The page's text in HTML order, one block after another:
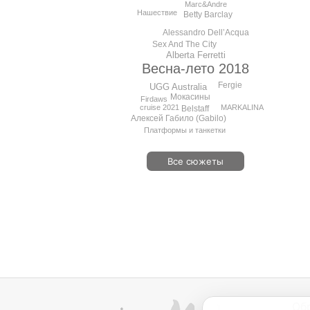
Весна-лето 2018
Alberta Ferretti
UGG Australia
Мокасины
Sex And The City
Alessandro Dell’Acqua
Belstaff
Алексей Габило (Gabilo)
Betty Barclay
Fergie
Marc&Andre
cruise 2021 MARKALINA
Платформы и танкетки
Нашествие
Firdaws
Все сюжеты